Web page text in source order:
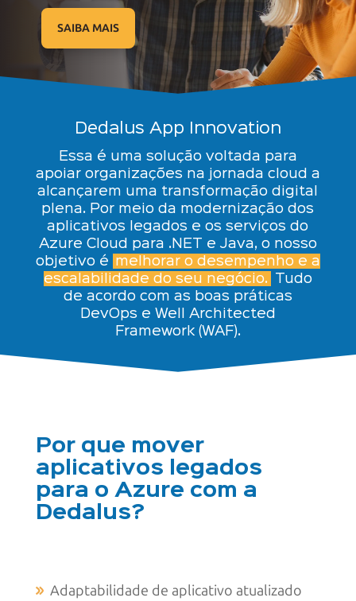
SAIBA MAIS
Dedalus App Innovation
Essa é uma solução voltada para
apoiar organizações na jornada cloud a
alcançarem uma transformação digital
plena. Por meio da modernização dos
aplicativos legados e os serviços do
Azure Cloud para .NET e Java, o nosso
objetivo é
melhorar o desempenho e a
escalabilidade do seu negócio.
Tudo
de acordo com as boas práticas
DevOps e Well Architected
Framework (WAF).
Por que mover
aplicativos legados
para o Azure com a
Dedalus?
Adaptabilidade de aplicativo atualizado